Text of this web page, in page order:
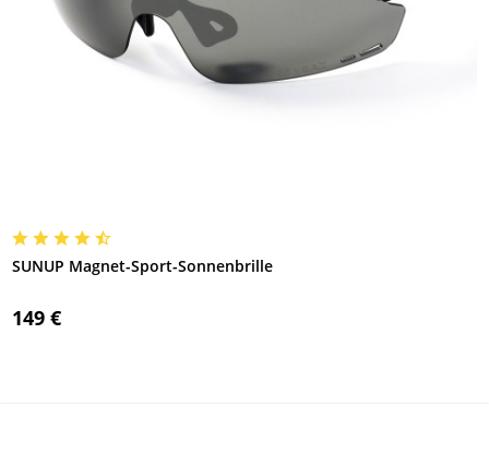
SUNUP Magnet-Sport-Sonnenbrille
149 €